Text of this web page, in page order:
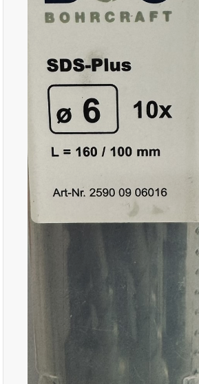
Spaanplaatschroeven geel verzinkt
Schroeven voor Trespa
Spengler schroeven
Tellerkopschroeven